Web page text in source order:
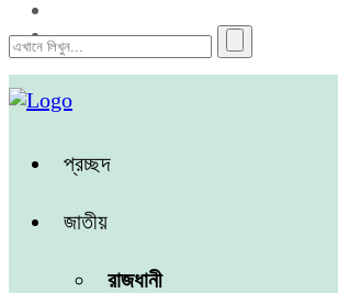
প্রচ্ছদ
জাতীয়
রাজধানী